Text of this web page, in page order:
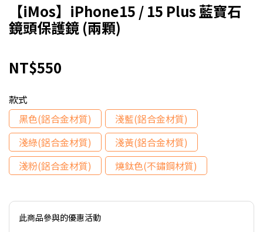
【iMos】iPhone15 / 15 Plus 藍寶石
鏡頭保護鏡 (兩顆)
NT$550
款式
黑色(鋁合金材質)
淺藍(鋁合金材質)
淺綠(鋁合金材質)
淺黃(鋁合金材質)
淺粉(鋁合金材質)
燒鈦色(不鏽鋼材質)
此商品參與的優惠活動